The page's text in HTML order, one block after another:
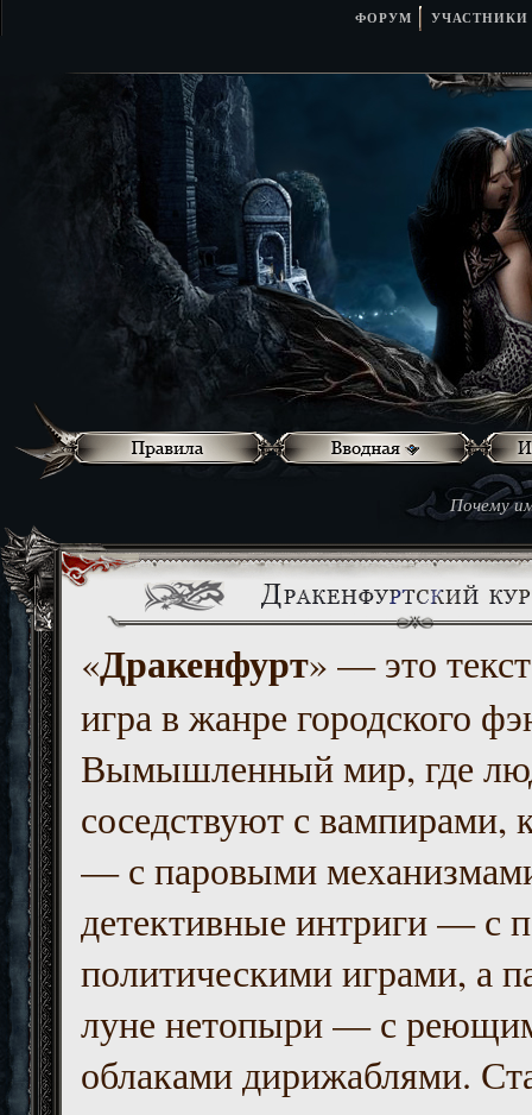
ФОРУМ УЧАСТНИКИ
Почему
«Дракенфурт» — это
игра в жанре городского
Вымышленный мир, где
соседствуют с вампирами,
— с паровыми
детективные интриги — с
политическими играми, а
луне нетопыри — с
облаками дирижаблями.